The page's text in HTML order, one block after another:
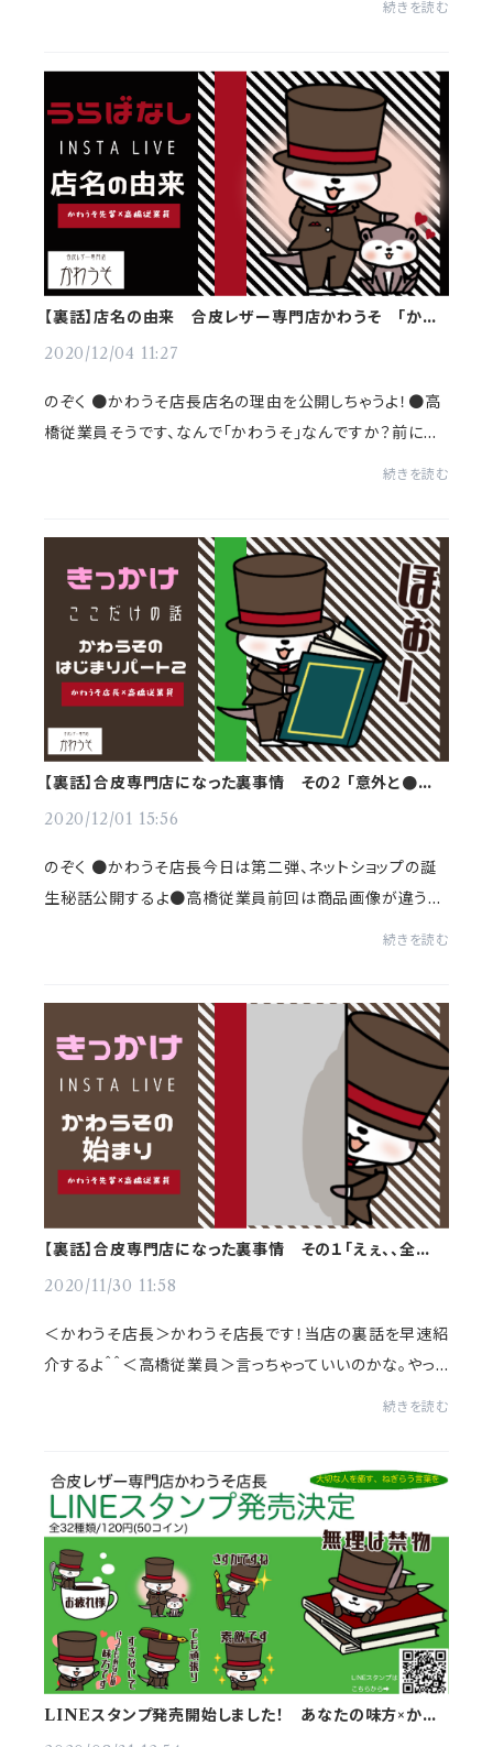
続きを読む
【裏話】店名の由来 合皮レザー専門店かわうそ 「かわ
2020/12/04 11:27
のぞく ●かわうそ店長店名の理由を公開しちゃうよ！●高
橋従業員そうです、なんで「かわうそ」なんですか？前に駅
前で販売会をやったときに「カワウソの皮なんですか！？」と
続きを読む
【裏話】合皮専門店になった裏事情 その2 「意外と●●
2020/12/01 15:56
のぞく ●かわうそ店長今日は第二弾、ネットショップの誕
生秘話公開するよ●高橋従業員前回は商品画像が違うか
ら、うまく仕入れられないってことでしたよね！のぞく ●か
続きを読む
【裏話】合皮専門店になった裏事情 その１「えぇ、、全然ち
2020/11/30 11:58
＜かわうそ店長＞かわうそ店長です！当店の裏話を早速紹
介するよ＾＾＜高橋従業員＞言っちゃっていいのかな。やっ
ぱり表の話と裏の事情がありますよね、、。インスタライブで
続きを読む
LINEスタンプ発売開始しました！ あなたの味方×かわ